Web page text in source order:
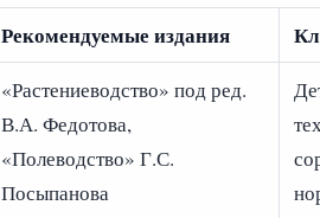
Рекомендуемые издания
«Растениеводство» под ред.
В.А. Федотова,
«Полеводство» Г.С.
Посыпанова